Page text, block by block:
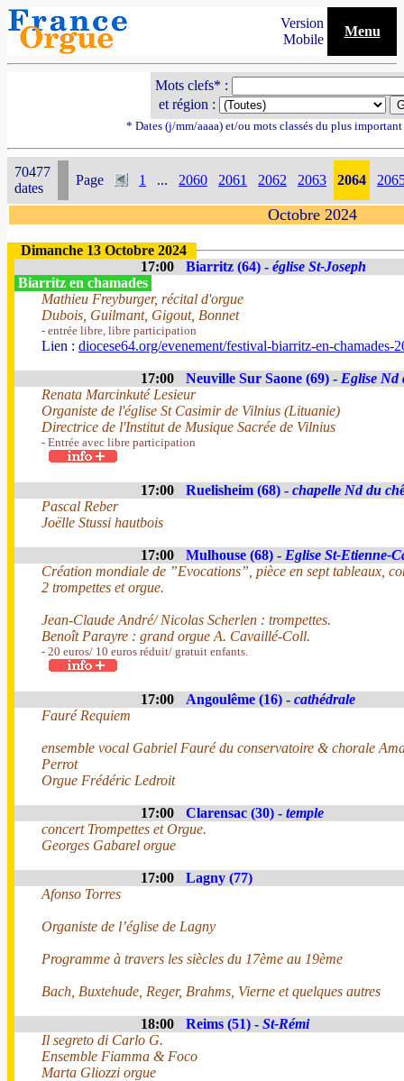
Version
Mobile
Menu
Mots clefs* :
et région :
* Dates (j/mm/aaaa) et/ou mots classés du plus
70477
dates
Page 1 ... 2060 2061 2062 2063 2064
Octobre 2024
Dimanche 13 Octobre 2024
17:00
Biarritz (64) - église St-Joseph
Biarritz en chamades
Mathieu Freyburger, récital d'orgue
Dubois, Guilmant, Gigout, Bonnet
- entrée libre, libre participation
Lien : diocese64.org/evenement/festival-biarritz-en-chamades-
17:00 Neuville Sur Saone (69) - Eglise Nd
Renata Marcinkuté Lesieur
Organiste de l'église St Casimir de Vilnius (Lituanie)
Directrice de l'Institut de Musique Sacrée de Vilnius
- Entrée avec libre participation
17:00 Ruelisheim (68) - chapelle Nd du
Pascal Reber
Joëlle Stussi hautbois
17:00 Mulhouse (68) - Eglise St-Etienne-
Création mondiale de ”Evocations”, pièce en sept tableaux,
2 trompettes et orgue.
Jean-Claude André/ Nicolas Scherlen : trompettes.
Benoît Parayre : grand orgue A. Cavaillé-Coll.
- 20 euros/ 10 euros réduit/ gratuit enfants.
17:00 Angoulême (16) - cathédrale
Fauré Requiem
ensemble vocal Gabriel Fauré du conservatoire & chorale
Perrot
Orgue Frédéric Ledroit
17:00 Clarensac (30) - temple
concert Trompettes et Orgue.
Georges Gabarel orgue
17:00
Lagny (77)
Afonso Torres
Organiste de l’église de Lagny
Programme à travers les siècles du 17ème au 19ème
Bach, Buxtehude, Reger, Brahms, Vierne et quelques autres
18:00 Reims (51) - St-Rémi
Il segreto di Carlo G.
Ensemble Fiamma & Foco
Marta Gliozzi orgue